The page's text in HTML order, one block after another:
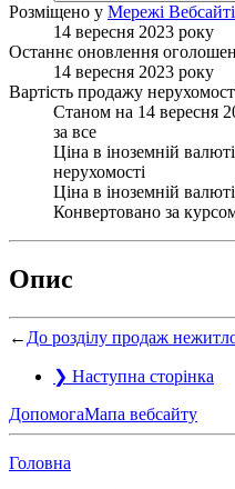
Розміщено у Мережі
14 вересня 2023 року
Останнє оновлення
14 вересня 2023 року
Вартість продажу
Станом на 14 вересня
за все
Ціна в іноземній
нерухомості
Ціна в іноземній
Конвертовано за
Опис
← До розділу продаж
❯ Наступна сторінка
ДопомогаМапа вебсайту
Головна